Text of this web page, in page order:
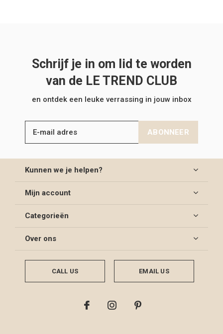
Schrijf je in om lid te worden
van de LE TREND CLUB
en ontdek een leuke verrassing in jouw inbox
ABONNEER
Kunnen we je helpen?
Mijn account
Categorieën
Over ons
CALL US EMAIL US